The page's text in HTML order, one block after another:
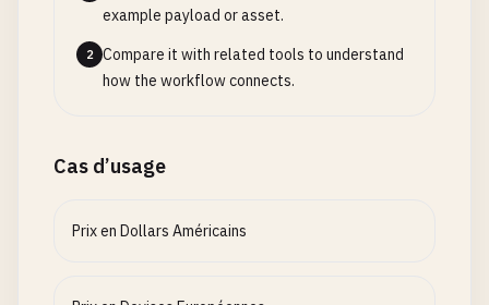
example payload or asset.
2
Compare it with related tools to understand
how the workflow connects.
Cas d’usage
Prix en Dollars Américains